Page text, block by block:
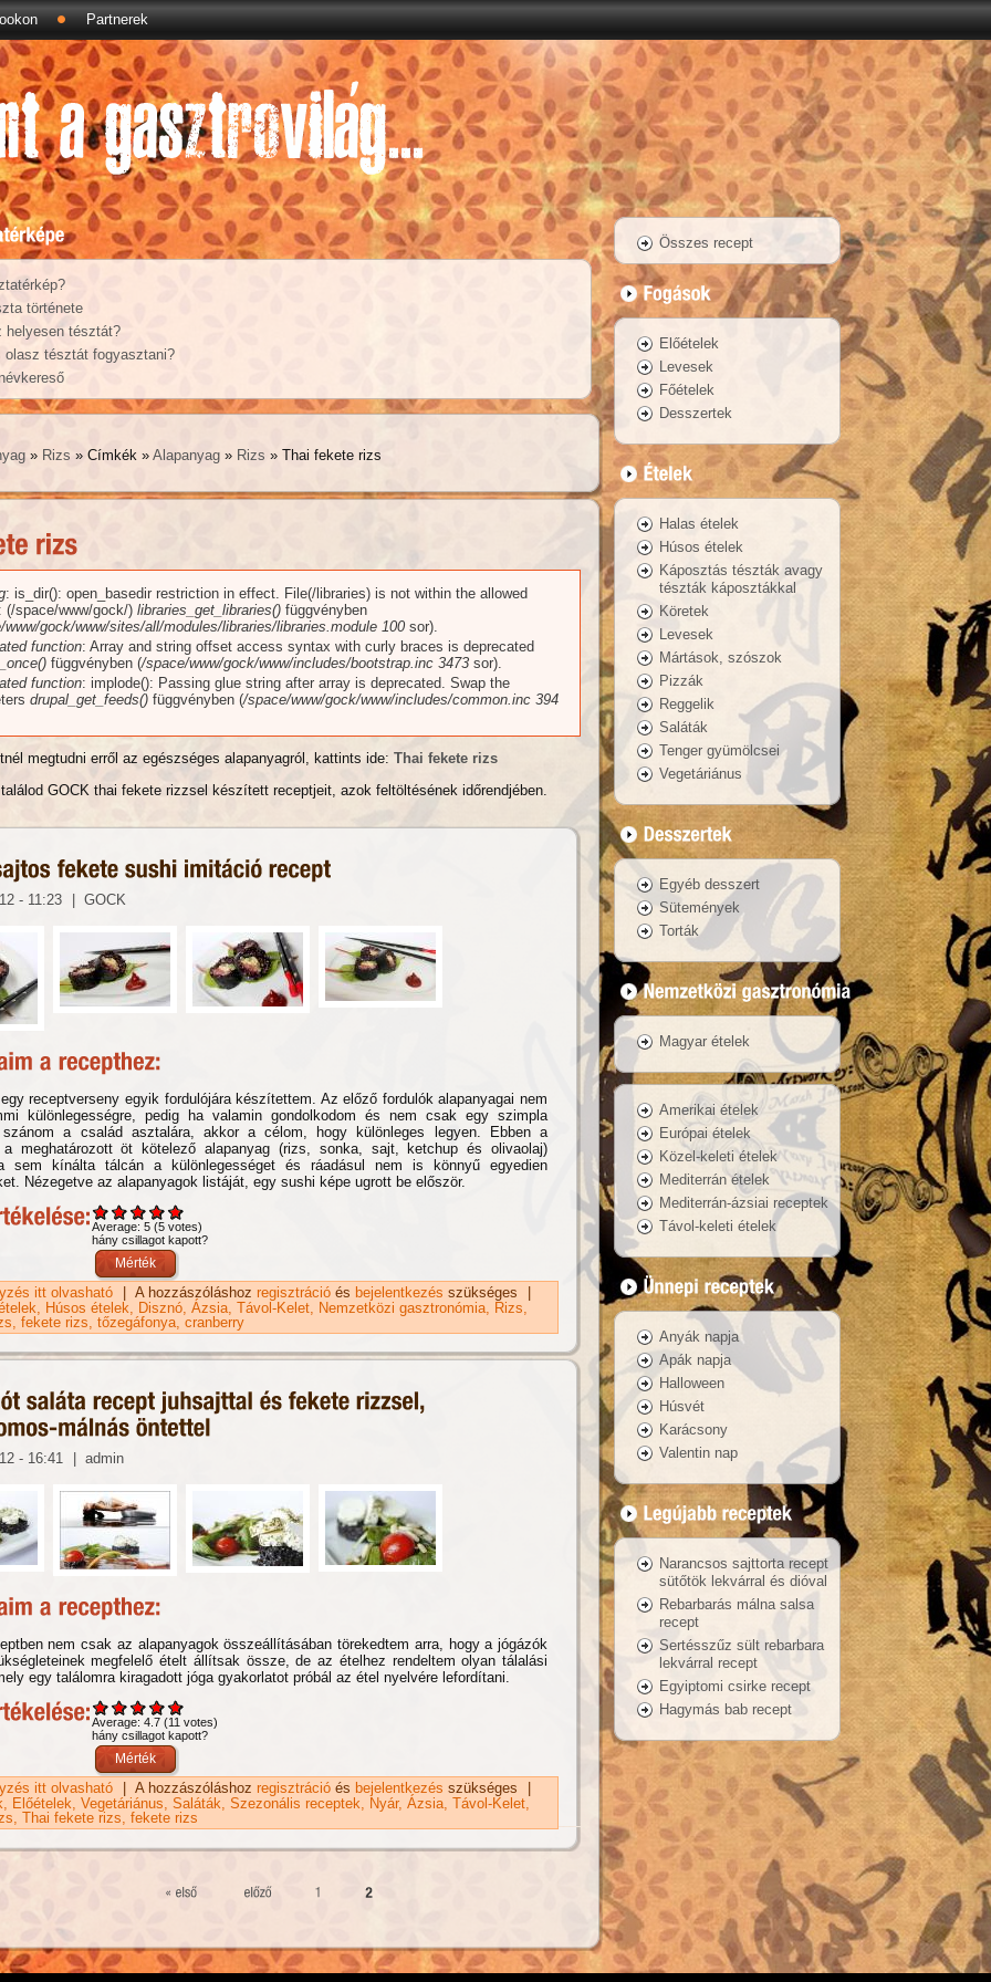
Partnerek
története
helyesen tésztát?
olasz tésztát fogyasztani?
» Rizs » Címkék »Alapanyag » Rizs » Thai fekete rizs
: is_dir(): open_basedir restriction in effect. File(/libraries) is not within the allowed
(/space/www/gock/) libraries_get_libraries() függvényben
www/gock/www/sites/all/modules/libraries/libraries.module 100 sor).
function: Array and string offset access syntax with curly braces is deprecated
függvényben (/space/www/gock/www/includes/bootstrap.inc 3473 sor).
function: implode(): Passing glue string after array is deprecated. Swap the
drupal_get_feeds() függvényben (/space/www/gock/www/includes/common.inc 394
megtudni erről az egészséges alapanyagról, kattints ide: Thai fekete rizs
GOCK thai fekete rizzsel készített receptjeit, azok feltöltésének időrendjében.
- 11:23 GOCK
receptverseny egyik fordulójára készítettem. Az előző fordulók alapanyagai nem
különlegességre, pedig ha valamin gondolkodom és nem csak egy szimpla
szánom a család asztalára, akkor a célom, hogy különleges legyen. Ebben a
meghatározott öt kötelező alapanyag (rizs, sonka, sajt, ketchup és olivaolaj)
sem kínálta tálcán a különlegességet és ráadásul nem is könnyű egyedien
Nézegetve az alapanyagok listáját, egy sushi képe ugrott be először.
Average: 5 (5 votes)
hány csillagot kapott?
itt olvasható
Sonkás-sajtos fekete sushi imitáció recept tartalommal
kapcsolatosan
A hozzászóláshoz regisztráció és bejelentkezés szükséges
Húsos ételek Disznó Ázsia Távol-Kelet Nemzetközi gasztronómia
Rizs
fekete rizs tőzegáfonya cranberry
- 16:41 | admin
nem csak az alapanyagok összeállításában törekedtem arra, hogy a jógázók
megfelelő ételt állítsak össze, de az ételhez rendeltem olyan tálalási
egy találomra kiragadott jóga gyakorlatot próbál az étel nyelvére lefordítani.
Average: 4.7 (11 votes)
hány csillagot kapott?
itt olvasható
Bébispenót saláta recept juhsajttal és fekete rizzsel, paradicsomos-
málnás öntettel tartalommal kapcsolatosan
| A hozzászóláshoz regisztráció és bejelentkezés szükséges
|
Előételek Vegetáriánus Saláták Szezonális receptek Nyár Ázsia Távol-Kelet
Thai fekete rizs fekete rizs
Összes recept
Előételek
Levesek
Főételek
Desszertek
Halas ételek
Húsos ételek
Káposztás tészták avagy
tészták káposztákkal
Köretek
Levesek
Mártások, szószok
Pizzák
Reggelik
Saláták
Tenger gyümölcsei
Vegetáriánus
Egyéb desszert
Sütemények
Torták
Magyar ételek
Amerikai ételek
Európai ételek
Közel-keleti ételek
Mediterrán ételek
Mediterrán-ázsiai receptek
Távol-keleti ételek
Anyák napja
Apák napja
Halloween
Húsvét
Karácsony
Valentin nap
Narancsos sajttorta recept
sütőtök lekvárral és dióval
Rebarbarás málna salsa
recept
Sertésszűz sült rebarbara
lekvárral recept
Egyiptomi csirke recept
Hagymás bab recept